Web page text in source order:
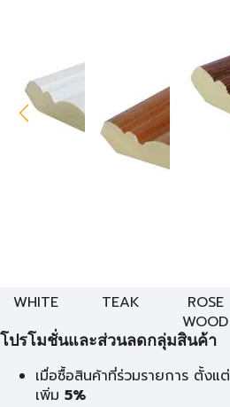
WHITE TEAK
ROSE
WOOD
โปรโมชั่นและส่วนลดกลุ่มสินค้า
เมื่อซื้อสินค้าที่ร่วมรายการ ตั้งแต่
เพิ่ม 5%